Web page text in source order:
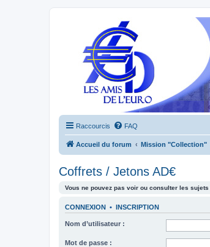
Raccourcis FAQ
Accueil du forum Mission "Collection"
Coffrets / Jetons AD€
Vous ne pouvez pas voir ou consulter les sujets
CONNEXION • INSCRIPTION
Nom d’utilisateur :
Mot de passe :